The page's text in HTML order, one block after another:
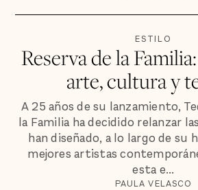
ESTILO
Reserva de la
arte, cultura y
A 25 años de su lanzamiento,
la Familia ha decidido relanzar
han diseñado, a lo largo de su
mejores artistas
esta e...
PAULA VELASCO